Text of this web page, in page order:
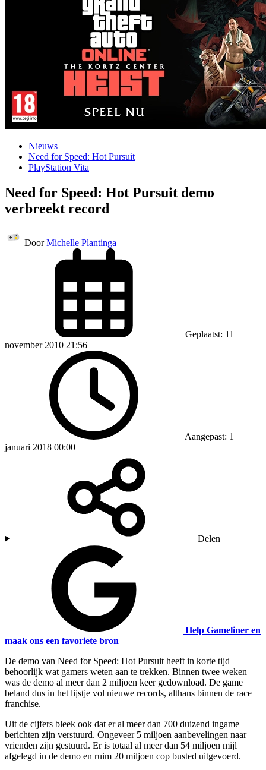
Nieuws
Need for Speed: Hot Pursuit
PlayStation Vita
Need for Speed: Hot Pursuit demo
verbreekt record
Door Michelle Plantinga
Geplaatst: 11
november 2010 21:56
Aangepast: 1
januari 2018 00:00
Delen
Help Gameliner en
maak ons een favoriete bron
De demo van Need for Speed: Hot Pursuit heeft in korte tijd
behoorlijk wat gamers weten aan te trekken. Binnen twee weken
was de demo al meer dan 2 miljoen keer gedownload. De game
beland dus in het lijstje vol nieuwe records, althans binnen de race
franchise.
Uit de cijfers bleek ook dat er al meer dan 700 duizend ingame
berichten zijn verstuurd. Ongeveer 5 miljoen aanbevelingen naar
vrienden zijn gestuurd. Er is totaal al meer dan 54 miljoen mijl
afgelegd in de demo en ruim 20 miljoen cop busted uitgevoerd.